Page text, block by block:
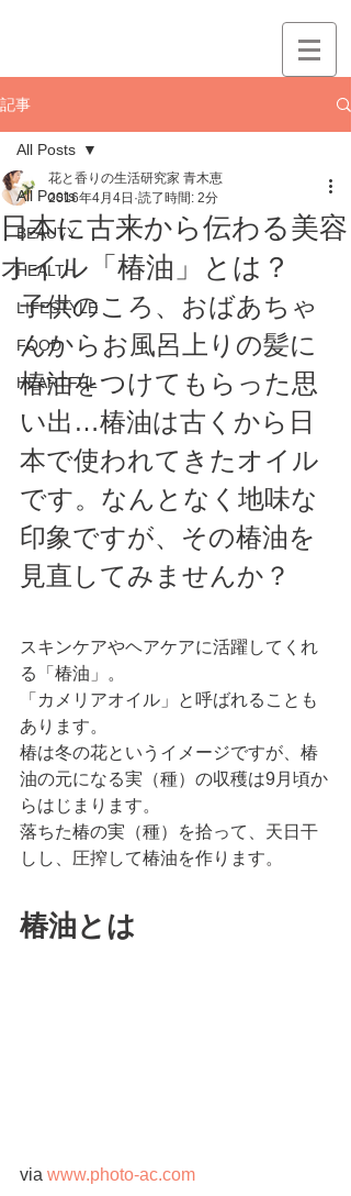
記事
All Posts
BEAUTY
HEALTH
LIFESTYLE
FOOD
HEARTFUL
All Posts
日本に古来から伝わる美容
オイル「椿油」とは？
花と香りの生活研究家 青木恵
2016年4月4日 読了時間: 2分
子供のころ、おばあちゃ
んからお風呂上りの髪に
椿油をつけてもらった思
い出…椿油は古くから日
本で使われてきたオイル
です。なんとなく地味な
印象ですが、その椿油を
見直してみませんか？
スキンケアやヘアケアに活躍してくれ
る「椿油」。
「カメリアオイル」と呼ばれることも
あります。
椿は冬の花というイメージですが、椿
油の元になる実（種）の収穫は9月頃か
らはじまります。
落ちた椿の実（種）を拾って、天日干
しし、圧搾して椿油を作ります。
椿油とは
via www.photo-ac.com